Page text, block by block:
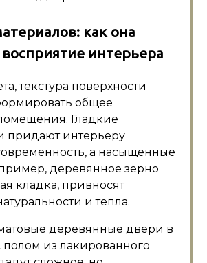
как она
восприятие интерьера
текстура поверхности
общее
Гладкие
придают интерьеру
а насыщенные
деревянное зерно
кладка, привносят
и тепла.
деревянные двери в
полом из лакированного